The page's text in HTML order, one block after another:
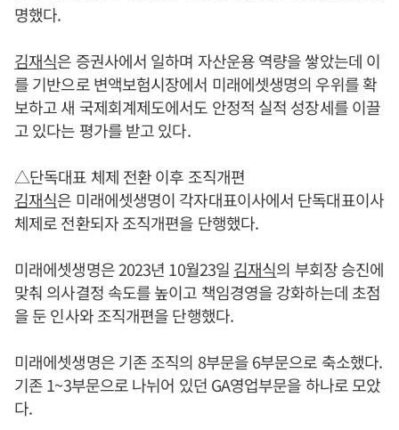
명했다.
김재식은 증권사에서 일하며 자산운용 역량을 쌓았는데 이
를 기반으로 변액보험시장에서 미래에셋생명의 우위를 확
보하고 새 국제회계제도에서도 안정적 실적 성장세를 이끌
고 있다는 평가를 받고 있다.
△단독대표 체제 전환 이후 조직개편
김재식은 미래에셋생명이 각자대표이사에서 단독대표이사
체제로 전환되자 조직개편을 단행했다.
미래에셋생명은 2023년 10월23일 김재식의 부회장 승진에
맞춰 의사결정 속도를 높이고 책임경영을 강화하는데 초점
을 둔 인사와 조직개편을 단행했다.
미래에셋생명은 기존 조직의 8부문을 6부문으로 축소했다.
기존 1~3부문으로 나뉘어 있던 GA영업부문을 하나로 모았
다.